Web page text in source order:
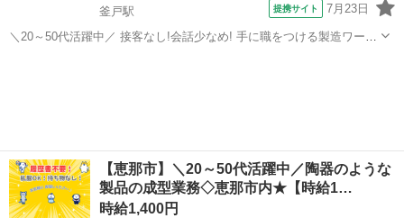
釜戸駅
提携サイト 7月23日
＼20～50代活躍中／ 接客なし!会話少なめ! 手に職をつける製造ワーク
【恵那市】＼20～50代活躍中／陶器のような
製品の成型業務◇恵那市内★【時給1…
時給1,400円